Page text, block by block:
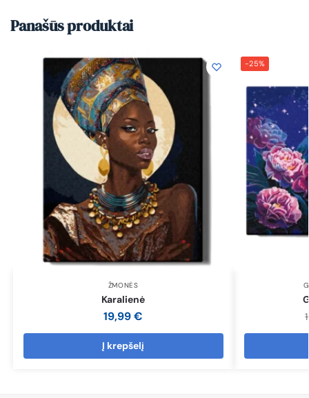
Panašūs produktai
ŽMONĖS
Karalienė
19,99€
Į krepšelį
-25%